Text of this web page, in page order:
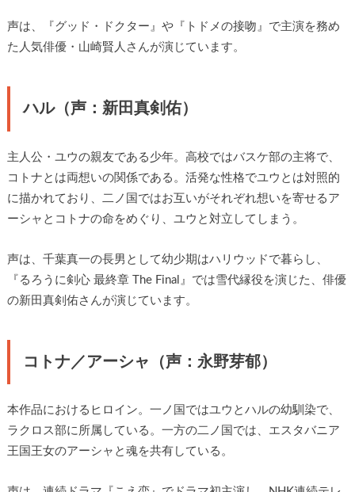
声は、『グッド・ドクター』や『トドメの接吻』で主演を務め
た人気俳優・山崎賢人さんが演じています。
ハル（声：新田真剣佑）
主人公・ユウの親友である少年。高校ではバスケ部の主将で、
コトナとは両想いの関係である。活発な性格でユウとは対照的
に描かれており、二ノ国ではお互いがそれぞれ想いを寄せるア
ーシャとコトナの命をめぐり、ユウと対立してしまう。
声は、千葉真一の長男として幼少期はハリウッドで暮らし、
『るろうに剣心 最終章 The Final』では雪代縁役を演じた、俳優
の新田真剣佑さんが演じています。
コトナ／アーシャ（声：永野芽郁）
本作品におけるヒロイン。一ノ国ではユウとハルの幼馴染で、
ラクロス部に所属している。一方の二ノ国では、エスタバニア
王国王女のアーシャと魂を共有している。